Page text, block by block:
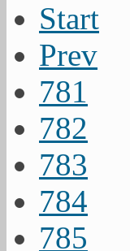
Start
Prev
781
782
783
784
785